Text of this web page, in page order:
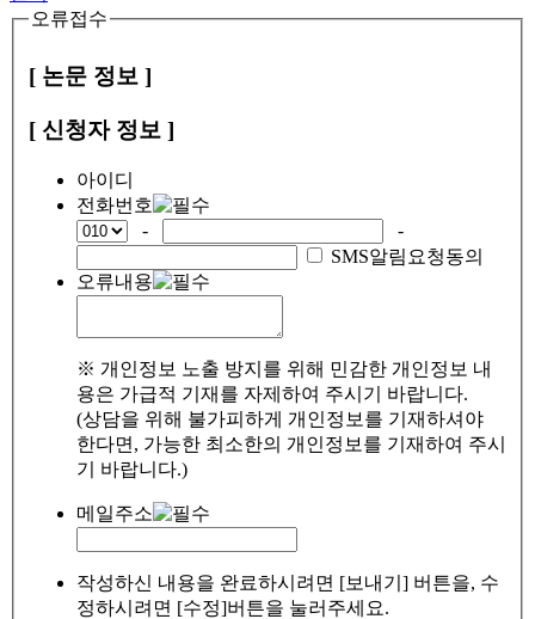
오류접수
[ 논문 정보 ]
[ 신청자 정보 ]
아이디
전화번호
-
-
SMS알림요청동의
오류내용
※ 개인정보 노출 방지를 위해 민감한 개인정보 내
용은 가급적 기재를 자제하여 주시기 바랍니다.
(상담을 위해 불가피하게 개인정보를 기재하셔야
한다면, 가능한 최소한의 개인정보를 기재하여 주시
기 바랍니다.)
메일주소
작성하신 내용을 완료하시려면 [보내기] 버튼을, 수
정하시려면 [수정]버튼을 눌러주세요.